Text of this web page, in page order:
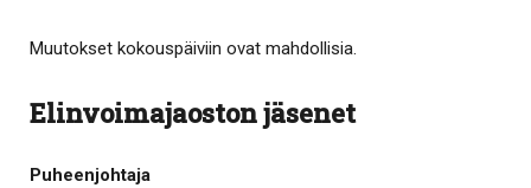
Muutokset kokouspäiviin ovat mahdollisia.
Elinvoimajaoston jäsenet
Puheenjohtaja